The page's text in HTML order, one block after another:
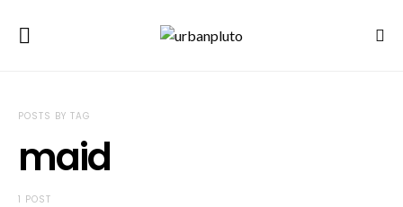
POSTS BY TAG
maid
1 POST